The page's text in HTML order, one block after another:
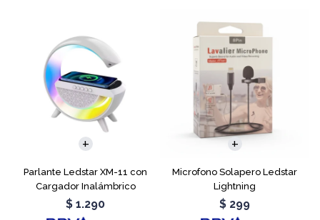
Parlante Ledstar XM-11 con
Cargador Inalámbrico
$ 1.290
Microfono Solapero Ledstar
Lightning
$ 299